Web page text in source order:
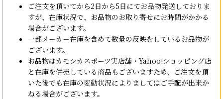
ご注文を頂いてから2日から5日にてお品物発送しておりま
すが、在庫状況で、お品物のお取り寄せにお時間がかかる
場合がございます。
一部メーカー在庫を含めて数量の反映をしているお品物が
ございます。
お品物はカモシカスポーツ実店舗・Yahoo!ショッピング店
と在庫を併売している商品もございますため、ご注文を頂
いた後でも在庫の変動状況によりましてはご手配が出来か
ねる場合がございます。